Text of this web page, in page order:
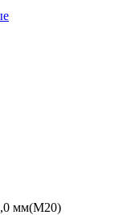
мм(М20)